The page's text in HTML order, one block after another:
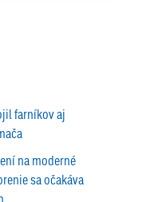
farníkov aj
na moderné
sa očakáva